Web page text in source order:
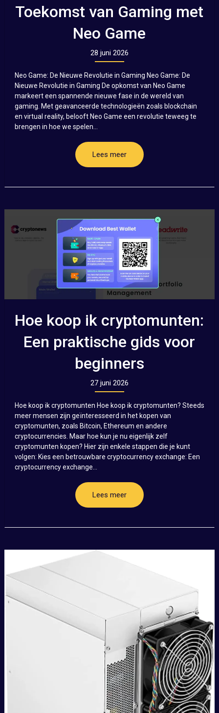
Toekomst van Gaming met
Neo Game
28 juni 2026
Neo Game: De Nieuwe Revolutie in Gaming Neo Game: De
Nieuwe Revolutie in Gaming De opkomst van Neo Game
markeert een spannende nieuwe fase in de wereld van
gaming. Met geavanceerde technologieën zoals blockchain
en virtual reality, belooft Neo Game een revolutie teweeg te
brengen in hoe we spelen...
Lees meer
Hoe koop ik cryptomunten:
Een praktische gids voor
beginners
27 juni 2026
Hoe koop ik cryptomunten Hoe koop ik cryptomunten? Steeds
meer mensen zijn geïnteresseerd in het kopen van
cryptomunten, zoals Bitcoin, Ethereum en andere
cryptocurrencies. Maar hoe kun je nu eigenlijk zelf
cryptomunten kopen? Hier zijn enkele stappen die je kunt
volgen: Kies een betrouwbare cryptocurrency exchange: Een
cryptocurrency exchange...
Lees meer